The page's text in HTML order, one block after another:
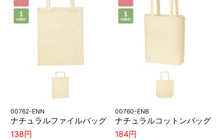
00762-ENN
ナチュラルファイルバッグ
138円
00760-ENB
ナチュラルコットンバッグ
184円